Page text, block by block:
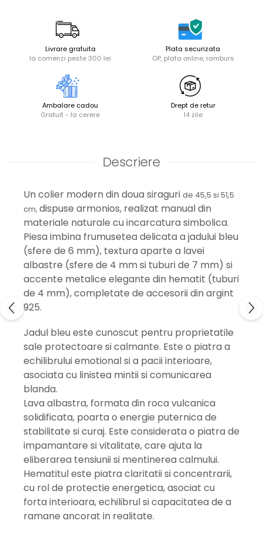
Livrare gratuita
la comenzi peste 300 lei
Plata securizata
OP, plata online, ramburs
Ambalare cadou
Gratuit - la cerere
Drept de retur
14 zile
Descriere
Un colier modern din doua siraguri de 45,5 si 51,5
cm, dispuse armonios, realizat manual din
materiale naturale cu incarcatura simbolica.
Piesa imbina frumusetea delicata a jadului bleu
(sfere de 6 mm), textura aparte a lavei
albastre (sfere de 4 mm si tuburi de 7 mm) si
accente metalice elegante din hematit (tuburi
de 4 mm), completate de accesorii din argint
925.
Jadul bleu este cunoscut pentru proprietatile
sale protectoare si calmante. Este o piatra a
echilibrului emotional si a pacii interioare,
asociata cu linistea mintii si comunicarea
blanda.
Lava albastra, formata din roca vulcanica
solidificata, poarta o energie puternica de
stabilitate si curaj. Este considerata o piatra de
impamantare si vitalitate, care ajuta la
eliberarea tensiunii si mentinerea calmului.
Hematituleste piatra claritatii si concentrarii,
cu rol de protectie energetica, asociat cu
forta interioara, echilibrul si capacitatea de a
ramane ancorat in realitate.